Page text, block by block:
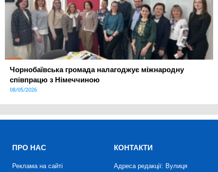
Чорнобаївська громада налагоджує міжнародну
співпрацю з Німеччиною
08/05/2026
ПРО НАС
Реклама на сайті
КОНТАКТИ
Адреса редакції: Вулиця